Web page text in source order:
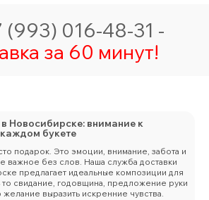
(993) 016-48-31 -
за 60 минут!
Новосибирске: внимание к
букете
подарок. Это эмоции, внимание, забота и
важное без слов. Наша служба доставки
предлагает идеальные композиции для
свидание, годовщина, предложение руки
выразить искренние чувства.